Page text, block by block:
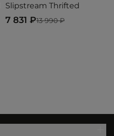
Slipstream Thrifted
13 990 ₽
7 831 ₽